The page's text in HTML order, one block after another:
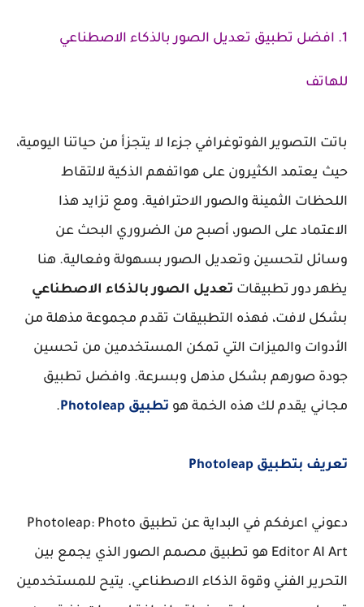
1. افضل تطبيق تعديل الصور بالذكاء الاصطناعي
للهاتف
باتت التصوير الفوتوغرافي جزءا لا يتجزأ من حياتنا اليومية،
حيث يعتمد الكثيرون على هواتفهم الذكية لالتقاط
اللحظات الثمينة والصور الاحترافية. ومع تزايد هذا
الاعتماد على الصور، أصبح من الضروري البحث عن
وسائل لتحسين وتعديل الصور بسهولة وفعالية. هنا
يظهر دور تطبيقات تعديل الصور بالذكاء الاصطناعي
بشكل لافت، فهذه التطبيقات تقدم مجموعة مذهلة من
الأدوات والميزات التي تمكن المستخدمين من تحسين
جودة صورهم بشكل مذهل وبسرعة. وافضل تطبيق
مجاني يقدم لك هذه الخمة هو تطبيق Photoleap .
تعريف بتطبيق Photoleap
دعوني اعرفكم في البداية عن تطبيق Photoleap: Photo
Editor AI Art هو تطبيق مصمم الصور الذي يجمع بين
التحرير الفني وقوة الذكاء الاصطناعي. يتيح للمستخدمين